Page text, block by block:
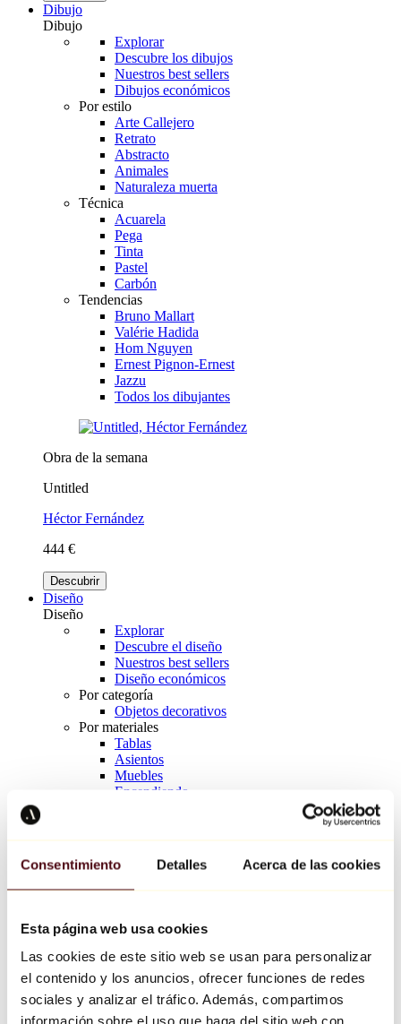
Consentimiento Detalles Acerca de las cookies
Esta página web usa cookies
Las cookies de este sitio web se usan para personalizar
el contenido y los anuncios, ofrecer funciones de redes
sociales y analizar el tráfico. Además, compartimos
información sobre el uso que haga del sitio web con
Dibujo
Dibujo
Explorar
Descubre los dibujos
Nuestros best sellers
Dibujos económicos
Por estilo
Arte Callejero
Retrato
Abstracto
Animales
Naturaleza muerta
Técnica
Acuarela
Pega
Tinta
Pastel
Carbón
Tendencias
Bruno Mallart
Valérie Hadida
Hom Nguyen
Ernest Pignon-Ernest
Jazzu
Todos los dibujantes
Obra de la semana
Untitled
Héctor Fernández
444 €
Descubrir
Diseño
Diseño
Explorar
Descubre el diseño
Nuestros best sellers
Diseño económicos
Por categoría
Objetos decorativos
Por materiales
Tablas
Asientos
Muebles
Encendiendo
Richard Orlinski
Keith Haring
Jeff Koons
Jean-Michel Basquiat
Todos los diseñadores
Obra de la semana